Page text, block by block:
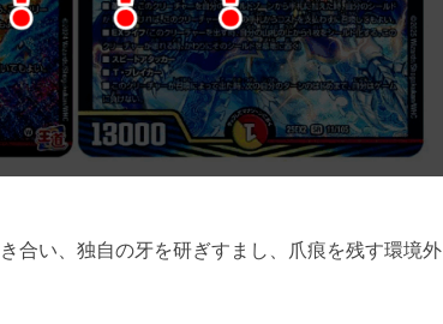
合い、独自の牙を研ぎすまし、爪痕を残す環境外